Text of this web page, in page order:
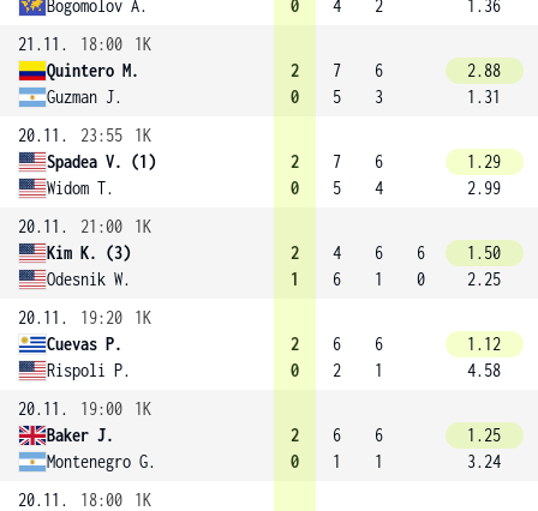
Bogomolov A. 0 4 2
1.36
21.11.
18:00
1K
Quintero M.
Guzman J.
2
0
7
5
6
3
2.88
1.31
20.11.
23:55
1K
Spadea V. (1)
Widom T.
2
0
7
5
6
4
1.29
2.99
20.11.
21:00
1K
Kim K. (3)
Odesnik W.
2
1
4
6
6
1
6
0
1.50
2.25
20.11.
19:20
1K
Cuevas P.
Rispoli P.
2
0
6
2
6
1
1.12
4.58
20.11.
19:00
1K
Baker J.
Montenegro G.
2
0
6
1
6
1
1.25
3.24
20.11.
18:00
1K